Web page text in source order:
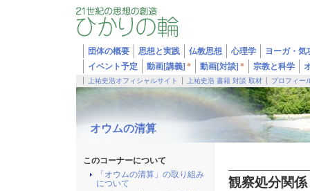
団体の概要 思想と実践 仏教思想 心理学
ヨーガ・気
イベント予定
動画[講義] * 動画[対談] * 宗教と科学
上祐史浩オフィシャルサイト 上祐史浩 書籍 対談 取材 プロフィー
オウムの清算
観察処分関係
このコーナーについて
「オウムの清算」の取り組み
について